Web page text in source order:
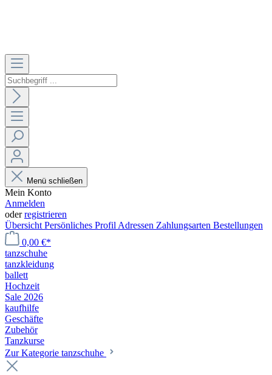
Menü schließen
Mein Konto
Anmelden
oderregistrieren
Übersicht Persönliches Profil Adressen Zahlungsarten Bestellungen
0,00 €*
tanzschuhe
tanzkleidung
ballett
Hochzeit
Sale 2026
kaufhilfe
Geschäfte
Zubehör
Tanzkurse
Zur Kategorie tanzschuhe